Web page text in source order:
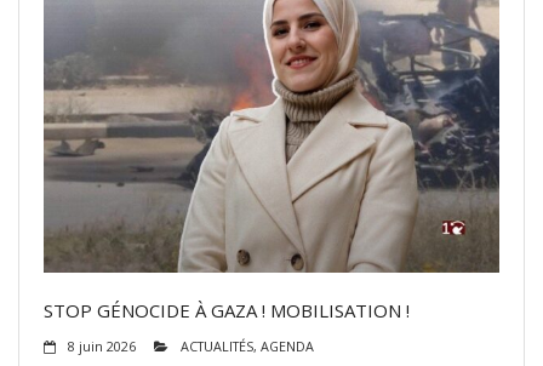
STOP GÉNOCIDE À GAZA ! MOBILISATION !
8 juin 2026 ACTUALITÉS, AGENDA